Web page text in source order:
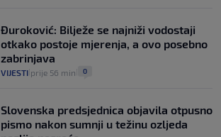
Đuroković: Bilježe se najniži vodostaji
otkako postoje mjerenja, a ovo posebno
zabrinjava
VIJESTI prije 56 min 0
Slovenska predsjednica objavila otpusno
pismo nakon sumnji u težinu ozljeda